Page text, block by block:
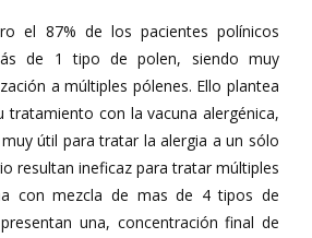
el 87% de los pacientes polínicos
de 1 tipo de polen, siendo muy
a múltiples pólenes. Ello plantea
tratamiento con la vacuna alergénica,
útil para tratar la alergia a un sólo
resultan ineficaz para tratar múltiples
con mezcla de mas de 4 tipos de
una, concentración final de